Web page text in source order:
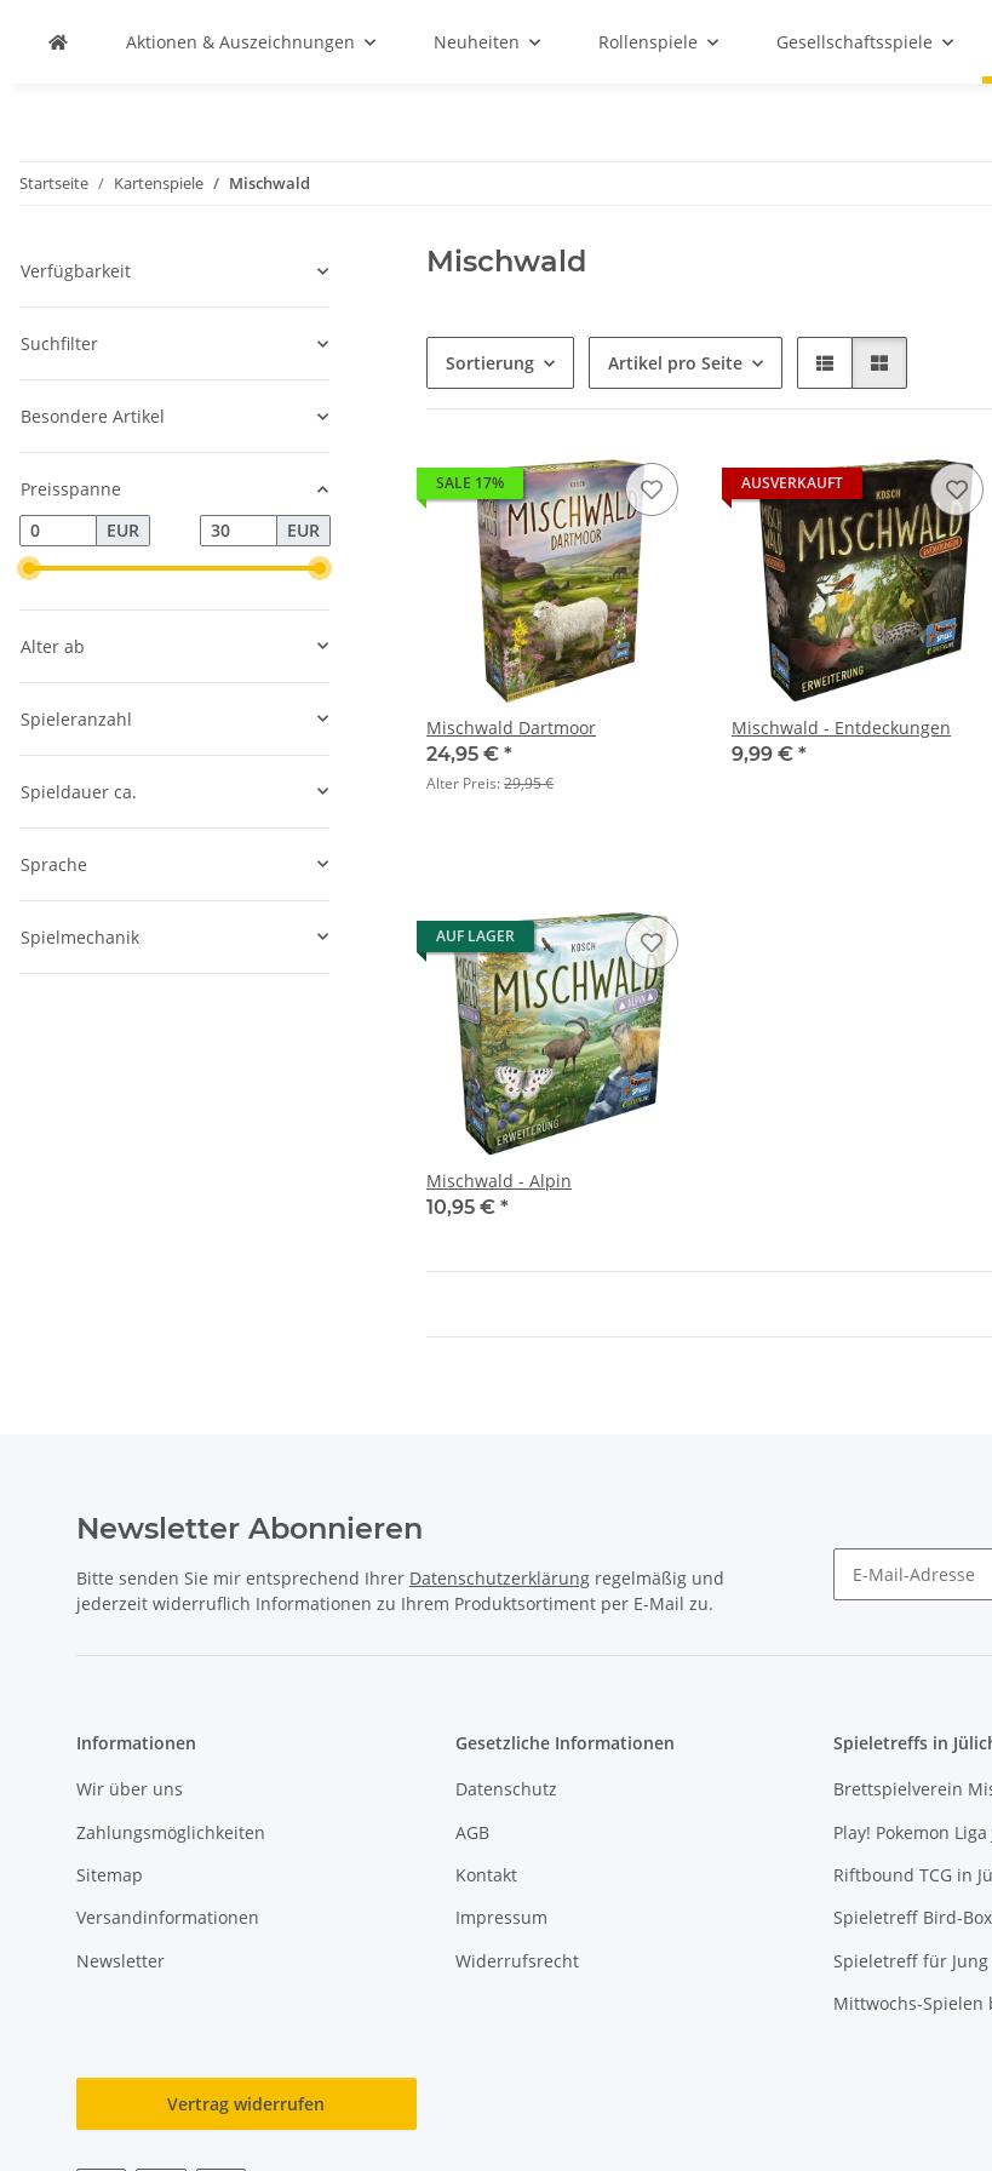
Aktionen & Auszeichnungen Neuheiten Rollenspiele Gesellschaftsspiele
Startseite Kartenspiele Mischwald
Mischwald
Sortierung Artikel pro Seite
SALE 17%
Mischwald Dartmoor
24,95 € *
Alter Preis:29,95 €
AUSVERKAUFT
Mischwald - Entdeckungen
9,99 € *
AUF LAGER
Mischwald - Alpin
10,95 € *
Verfügbarkeit
Suchfilter
Besondere Artikel
Preisspanne
EUR
EUR
Alter ab
Spieleranzahl
Spieldauer ca.
Sprache
Spielmechanik
Newsletter Abonnieren
Bitte senden Sie mir entsprechend Ihrer Datenschutzerklärung regelmäßig und
jederzeit widerruflich Informationen zu Ihrem Produktsortiment per E-Mail zu.
Informationen
Wir über uns
Zahlungsmöglichkeiten
Sitemap
Versandinformationen
Newsletter
Gesetzliche Informationen
Datenschutz
AGB
Kontakt
Impressum
Widerrufsrecht
Spieletreffs in
Brettspielverein
Play! Pokemon Liga
Riftbound TCG in
Spieletreff Bird-
Spieletreff für
Mittwochs-Spielen
Vertrag widerrufen